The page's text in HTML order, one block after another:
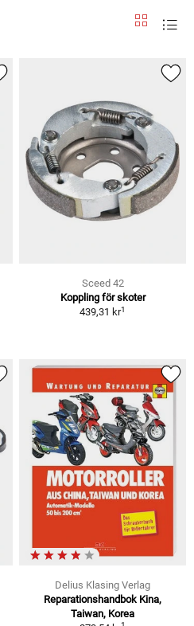
Sceed 42
Koppling för skoter
439,31 kr1
Delius Klasing Verlag
Reparationshandbok Kina,
Taiwan, Korea